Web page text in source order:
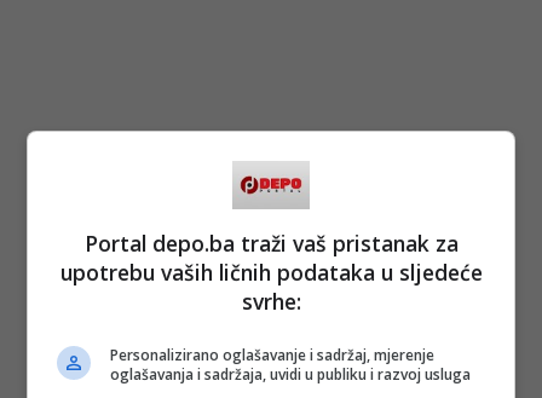
Portal depo.ba traži vaš pristanak za
upotrebu vaših ličnih podataka u sljedeće
svrhe:
Personalizirano oglašavanje i sadržaj, mjerenje
oglašavanja i sadržaja, uvidi u publiku i razvoj usluga